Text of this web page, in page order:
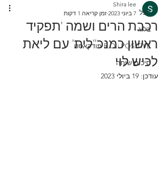
הכל
בלוג
R.O.i POSITIVE פודקאסט
סיכום שיחה
רכבת הרים ושמה 'תפקיד
ראשון כמנכ"לית' עם ליאת
לכיש לוי
Shira lee
7 ביוני 2023
זמן קריאה 1 דקות
עודכן: 19 ביולי 2023